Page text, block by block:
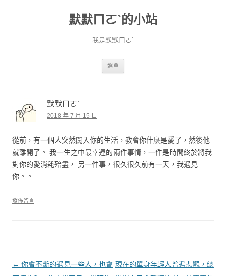
默默ㄇㄛˋ的小站
我是默默ㄇㄛˋ
選單
默默ㄇㄛˋ
2018 年 7 月 15 日
從前，有一個人突然闖入你的生活，教會你什麼是愛了，然後他
就離開了。 我一生之中最幸運的兩件事情，一件是時間終於將我
對你的愛消耗殆盡， 另一件事，很久很久前有一天，我遇見
你。。
發佈留言
文章導覽
← 你會不斷的遇見一些人，也會 現在的單身年輕人普遍悲觀，總